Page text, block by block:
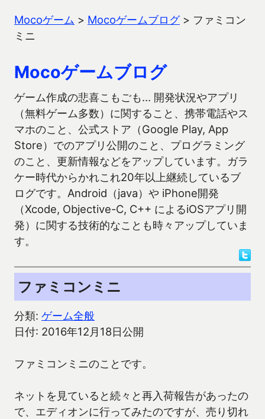
Mocoゲーム > Mocoゲームブログ> ファミコン
ミニ
Mocoゲームブログ
ゲーム作成の悲喜こもごも… 開発状況やアプリ
（無料ゲーム多数）に関すること、携帯電話やス
マホのこと、公式ストア（Google Play, App
Store）でのアプリ公開のこと、プログラミング
のこと、更新情報などをアップしています。ガラ
ケー時代からかれこれ20年以上継続しているブ
ログです。Android（java）や iPhone開発
（Xcode, Objective-C, C++ によるiOSアプリ開
発）に関する技術的なことも時々アップしていま
す。
ファミコンミニ
分類: ゲーム全般
日付: 2016年12月18日公開
ファミコンミニのことです。
ネットを見ていると続々と再入荷報告があったの
で、エディオンに行ってみたのですが、売り切れ